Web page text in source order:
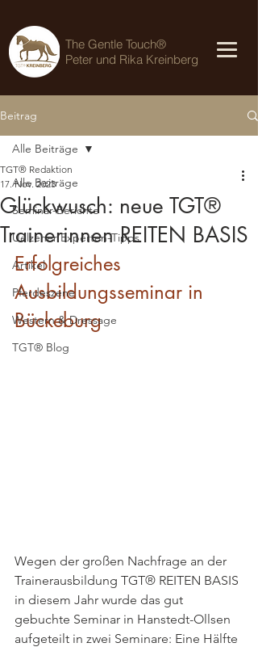
The Gentle Touch®
Peter und Rika Kreinberg
Beitrag
Alle Beiträge
Seminar-Berichte
Uelzener Experten-Tipps
Artikel
Pferdeszene
Western & Dressage
TGT® Blog
Alle Beiträge
Glückwusch: neue TGT®
Trainerinnen REITEN BASIS
TGT® Redaktion
17. Nov. 2023
Erfolgreiches
Ausbildungsseminar in
Bückeburg
Wegen der großen Nachfrage an der
Trainerausbildung TGT® REITEN BASIS
in diesem Jahr wurde das gut
gebuchte Seminar in Hanstedt-Ollsen
aufgeteilt in zwei Seminare: Eine Hälfte